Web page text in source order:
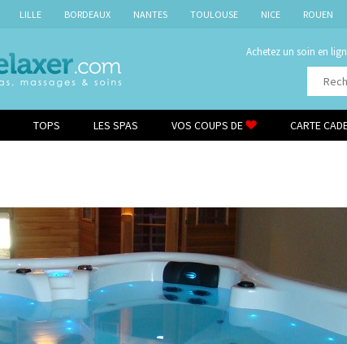
LILLE BORDEAUX NANTES TOULOUSE NICE ROUEN
Achetez un soin en
TOPS LES SPAS VOS COUPS DE CARTE